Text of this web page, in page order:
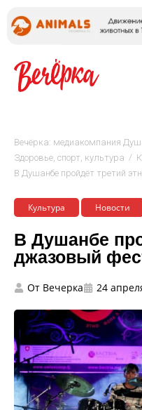
Вечёрка: медиакомпания
Здоровье, спорт, культура /
В Душанбе пройдёт третий
Культура Новости
В Душанбе
джазовый
От Вечерка 24